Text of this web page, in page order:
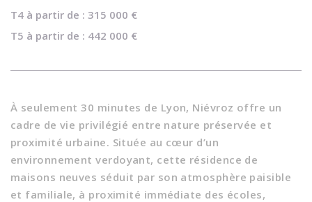
T4 à partir de : 315 000 €
T5 à partir de : 442 000 €
À seulement 30 minutes de Lyon, Niévroz offre un
cadre de vie privilégié entre nature préservée et
proximité urbaine. Située au cœur d’un
environnement verdoyant, cette résidence de
maisons neuves séduit par son atmosphère paisible
et familiale, à proximité immédiate des écoles,